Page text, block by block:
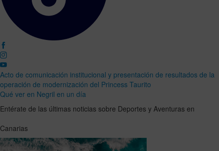
Acto de comunicación institucional y presentación de resultados de la
operación de modernización del Princess Taurito
Qué ver en Negril en un día
Entérate de las últimas noticias sobre Deportes y Aventuras en
Canarias